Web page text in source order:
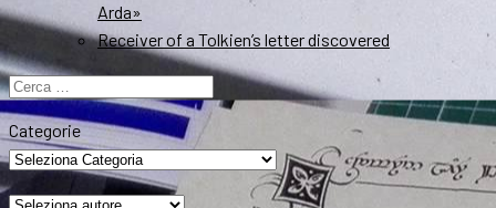
Arda»
Receiver of a Tolkien’s letter discovered
Ricerca
per:
Categorie